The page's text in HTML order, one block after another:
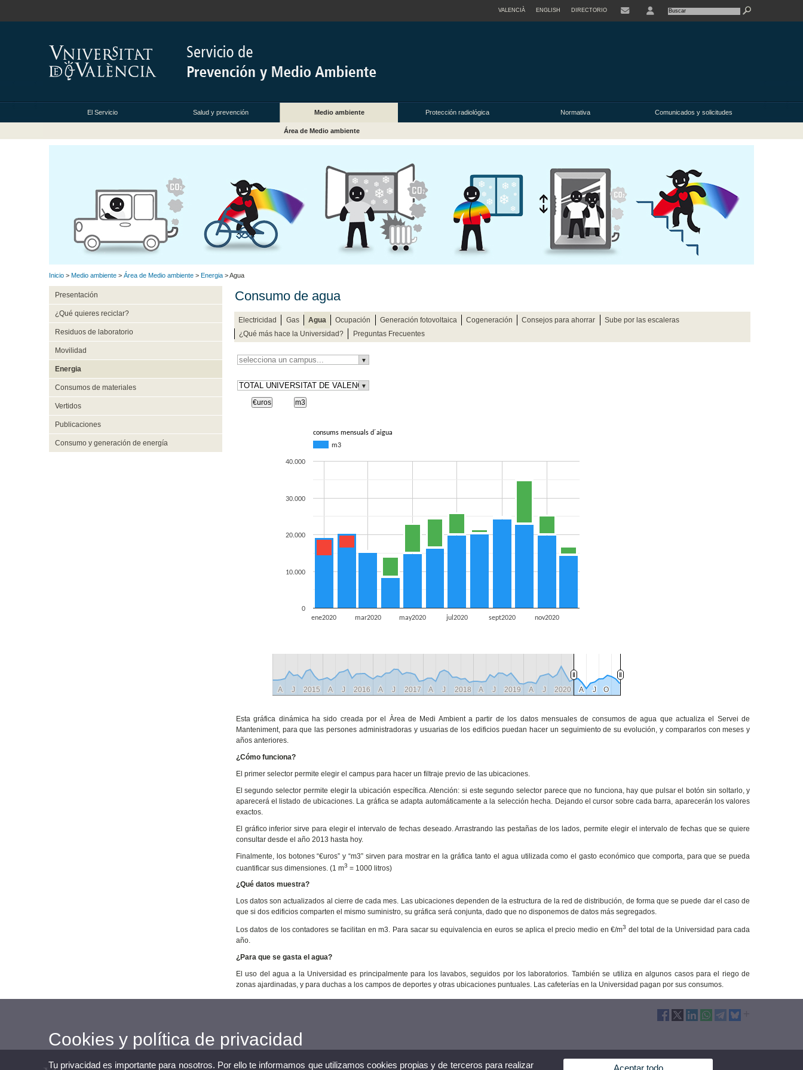
VALENCIÀ ENGLISH DIRECTORIO
El Servicio Salud y prevención Medio ambiente Protección radiológica Normativa Comunicados y solicitudes
Área de Medio ambiente
Inicio > Medio ambiente > Área de Medio ambiente > Energia > Agua
Presentación
¿Qué quieres reciclar?
Residuos de laboratorio
Movilidad
Energia
Consumos de materiales
Vertidos
Publicaciones
Consumo y generación de energía
Consumo de agua
Electricidad Gas Agua Ocupación Generación fotovoltaica Cogeneración Consejos para ahorrar
Sube por las escaleras
¿Qué más hace la Universidad?
Preguntas Frecuentes
▼
▼
€uros m3
consums mensuals d´aigua
m3
ene2020 mar2020 may2020 jul2020 sept2020 nov2020
0
10.000
20.000
30.000
40.000
2015
2015 2016
2016 2017
2017 2018
2018 2019
2019 2020
2020
A
A J
J A
A J
J A
A J
J A
A J
J A
A J
J A
A J
J A
A J
J O
O
Esta gráfica dinámica ha sido creada por el Àrea de Medi Ambient a partir de los datos mensuales de consumos de agua que actualiza el Servei de
Manteniment, para que las persones administradoras y usuarias de los edificios puedan hacer un seguimiento de su evolución, y compararlos con meses y
años anteriores.
¿Cómo funciona?
El primer selector permite elegir el campus para hacer un filtraje previo de las ubicaciones.
El segundo selector permite elegir la ubicación específica. Atención: si este segundo selector parece que no funciona, hay que pulsar el botón sin soltarlo, y
aparecerá el listado de ubicaciones. La gráfica se adapta automáticamente a la selección hecha. Dejando el cursor sobre cada barra, aparecerán los valores
exactos.
El gráfico inferior sirve para elegir el intervalo de fechas deseado. Arrastrando las pestañas de los lados, permite elegir el intervalo de fechas que se quiere
consultar desde el año 2013 hasta hoy.
Finalmente, los botones “€uros” y “m3” sirven para mostrar en la gráfica tanto el agua utilizada como el gasto económico que comporta, para que se pueda
cuantificar sus dimensiones. (1 m3 = 1000 litros)
¿Qué datos muestra?
Los datos son actualizados al cierre de cada mes. Las ubicaciones dependen de la estructura de la red de distribución, de forma que se puede dar el caso de
que si dos edificios comparten el mismo suministro, su gráfica será conjunta, dado que no disponemos de datos más segregados.
Los datos de los contadores se facilitan en m3. Para sacar su equivalencia en euros se aplica el precio medio en €/m3 del total de la Universidad para cada
año.
¿Para que se gasta el agua?
El uso del agua a la Universidad es principalmente para los lavabos, seguidos por los laboratorios. También se utiliza en algunos casos para el riego de
zonas ajardinadas, y para duchas a los campos de deportes y otras ubicaciones puntuales. Las cafeterías en la Universidad pagan por sus consumos.
Cookies y política de privacidad
Tu privacidad es importante para nosotros. Por ello te informamos que utilizamos cookies propias y de terceros para realizar Aceptar todo